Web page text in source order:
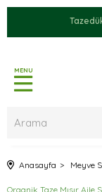
MENU
Anasayfa Meyve
Organik Taze Mısır Aile